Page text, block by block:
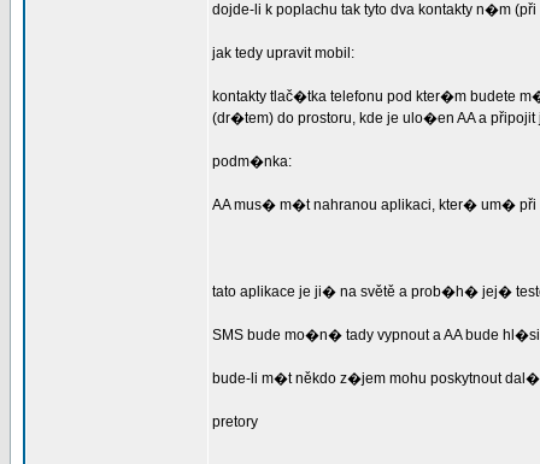
dojde-li k poplachu tak tyto dva kontakty n�m
jak tedy upravit mobil:
kontakty tlač�tka telefonu pod kter�m budete
(dr�tem) do prostoru, kde je ulo�en AA a
podm�nka:
AA mus� m�t nahranou aplikaci, kter� um� při
tato aplikace je ji� na světě a prob�h� jej�
SMS bude mo�n� tady vypnout a AA bude
bude-li m�t někdo z�jem mohu poskytnout
pretory